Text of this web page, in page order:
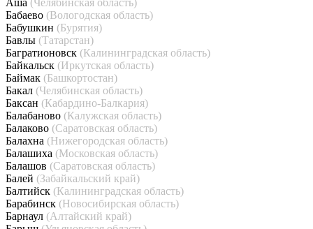
Аша (Челябинская область)
Бабаево (Вологодская область)
Бабушкин (Бурятия)
Бавлы (Татарстан)
Багратионовск (Калининградская область)
Байкальск (Иркутская область)
Баймак (Башкортостан)
Бакал (Челябинская область)
Баксан (Кабардино-Балкария)
Балабаново (Калужская область)
Балаково (Саратовская область)
Балахна (Нижегородская область)
Балашиха (Московская область)
Балашов (Саратовская область)
Балей (Забайкальский край)
Балтийск (Калининградская область)
Барабинск (Новосибирская область)
Барнаул (Алтайский край)